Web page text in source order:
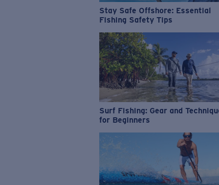
Stay Safe Offshore: Essential
Fishing Safety Tips
Surf Fishing: Gear and
for Beginners